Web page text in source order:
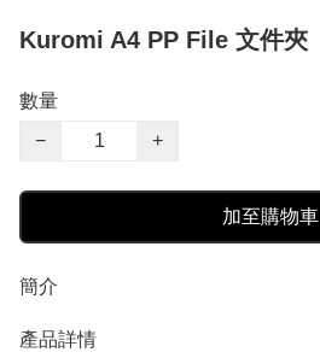
Kuromi A4 PP File 文件夾
數量
−
+
加至購物車
簡介
產品詳情